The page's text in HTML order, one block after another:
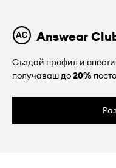
Answear
Създай профил и спести
получаваш до20%